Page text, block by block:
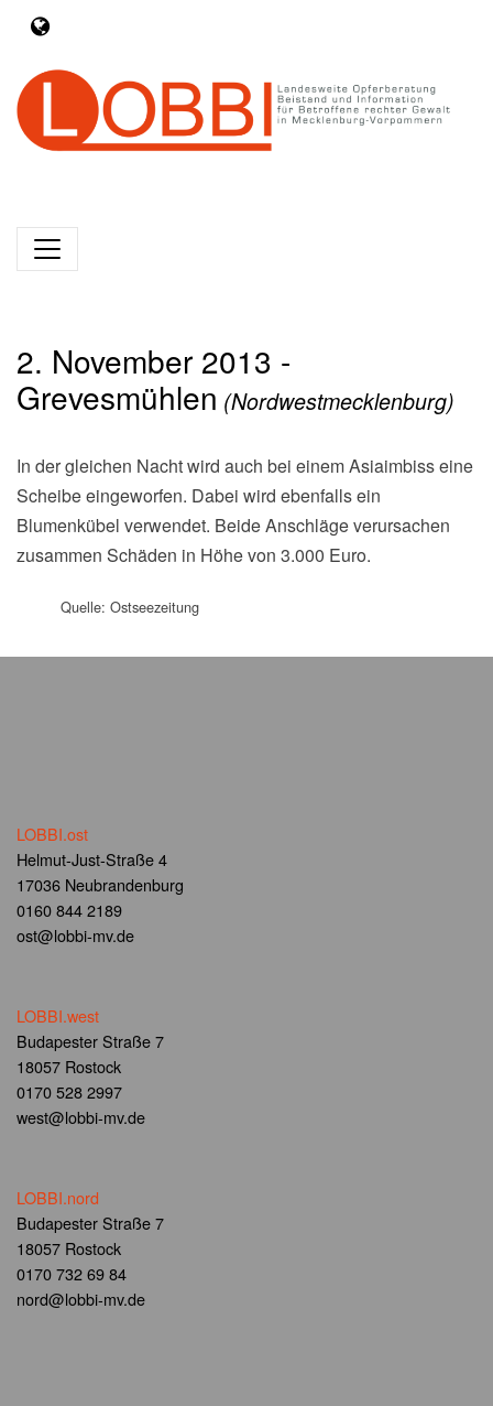
2. November 2013 -
Grevesmühlen (Nordwestmecklenburg)
In der gleichen Nacht wird auch bei einem Asiaimbiss eine
Scheibe eingeworfen. Dabei wird ebenfalls ein
Blumenkübel verwendet. Beide Anschläge verursachen
zusammen Schäden in Höhe von 3.000 Euro.
Quelle: Ostseezeitung
LOBBI.ost
Helmut-Just-Straße 4
17036 Neubrandenburg
0160 844 2189
ost@lobbi-mv.de
LOBBI.west
Budapester Straße 7
18057 Rostock
0170 528 2997
west@lobbi-mv.de
LOBBI.nord
Budapester Straße 7
18057 Rostock
0170 732 69 84
nord@lobbi-mv.de